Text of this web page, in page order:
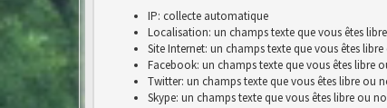
IP: collecte automatique
Localisation: un champs texte que vous êtes
Site Internet: un champs texte que vous êtes
Facebook: un champs texte que vous êtes libre
Twitter: un champs texte que vous êtes libre ou
Skype: un champs texte que vous êtes libre ou